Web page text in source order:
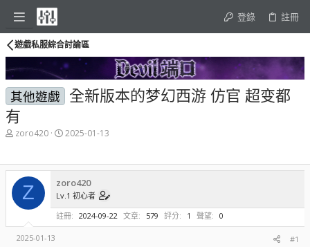
登錄 註冊
遊戲私服綜合討論區
其他遊戲
全新版本的梦幻西游 仿官 超变都
有
主
起
人
zoro420
開
間
2025-01-13
Z zoro420
Lv.1 初心者
註冊
2024-09-22 文章 579 評分 1 聲望 0
2025-01-13 #1